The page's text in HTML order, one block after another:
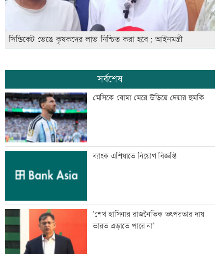
সিন্ডিকেট ভেঙে কৃষকদের লাভ নিশ্চিত করা হবে: আইনমন্ত্রী
সর্বশেষ
মেসিকে বোমা মেরে উড়িয়ে দেয়ার হুমকি
ব্যাংক এশিয়াতে নিয়োগ বিজ্ঞপ্তি
‘শেখ হাসিনার রাজনৈতিক তৎপরতার দায়
ভারত এড়াতে পারে না’